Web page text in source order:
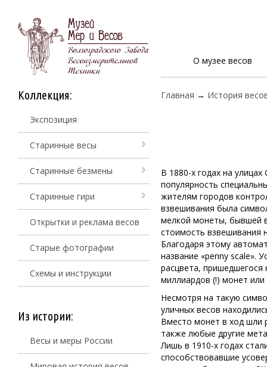
О музее весов
Коллекция:
Экспозиция
Старинные весы
Старинные безмены
Старинные гири
Открытки и реклама весов
Старые фотографии
Схемы и инструкции
Из истории:
Весы и меры России
Главная → История
В 1880-х годах на
популярность
жителям городов
взвешивания была
мелкой монеты, бывшей
стоимость взвешивания
Благодаря этому
название «penny scale».
расцвета, пришедшегося
миллиардов (!) монет
Несмотря на такую
уличных весов
Вместо монет в ход шли
также любые другие
Лишь в 1910-х годах
способствовавшие